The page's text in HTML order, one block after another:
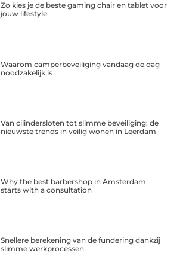
Zo kies je de beste gaming chair en tablet voor
jouw lifestyle
Waarom camperbeveiliging vandaag de dag
noodzakelijk is
Van cilindersloten tot slimme beveiliging: de
nieuwste trends in veilig wonen in Leerdam
Why the best barbershop in Amsterdam
starts with a consultation
Snellere berekening van de fundering dankzij
slimme werkprocessen